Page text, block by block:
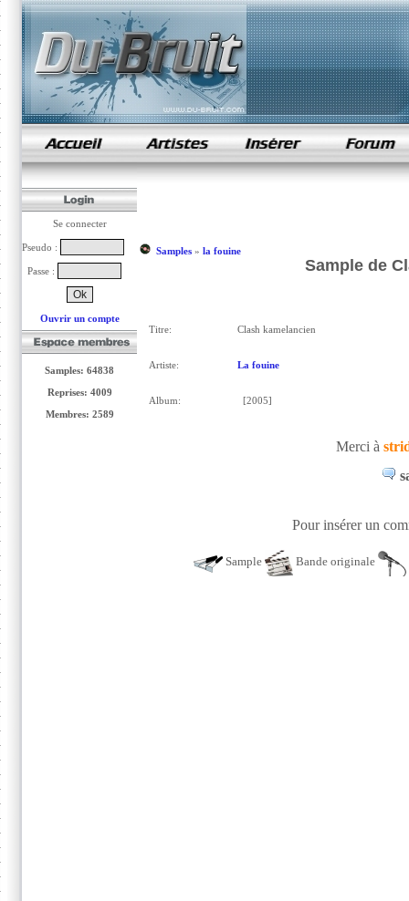
samples de rap
Se connecter
Pseudo :
Passe :
Ouvrir un compte
Samples: 64838
Reprises: 4009
Membres: 2589
Samples» la fouine
Sample de
Titre: Clash kamelancien
Artiste: La fouine
Album: [2005]
Merci à
Pour insérer un
Sample Bande originale